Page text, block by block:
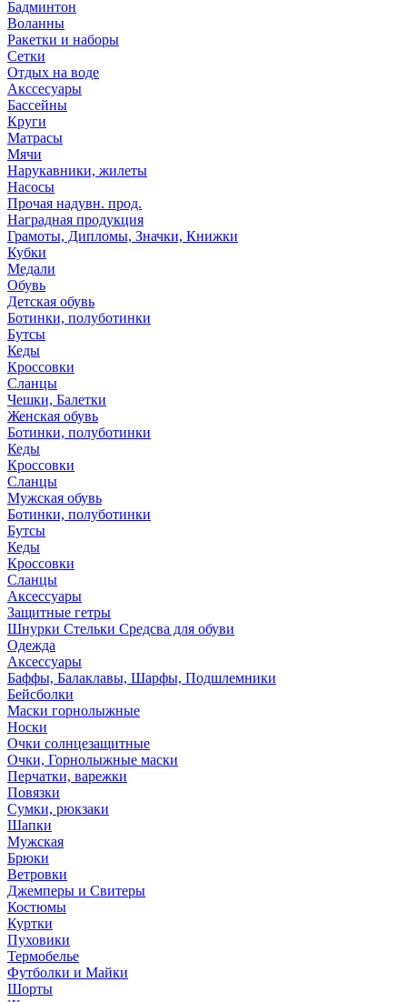
Бадминтон
Воланны
Ракетки и наборы
Сетки
Отдых на воде
Акссесуары
Бассейны
Круги
Матрасы
Мячи
Нарукавники, жилеты
Насосы
Прочая надувн. прод.
Наградная продукция
Грамоты, Дипломы, Значки, Книжки
Кубки
Медали
Обувь
Детская обувь
Ботинки, полуботинки
Бутсы
Кеды
Кроссовки
Сланцы
Чешки, Балетки
Женская обувь
Ботинки, полуботинки
Кеды
Кроссовки
Сланцы
Мужская обувь
Ботинки, полуботинки
Бутсы
Кеды
Кроссовки
Сланцы
Аксессуары
Защитные гетры
Шнурки Стельки Средсва для обуви
Одежда
Аксессуары
Баффы, Балаклавы, Шарфы, Подшлемники
Бейсболки
Маски горнолыжные
Носки
Очки солнцезащитные
Очки, Горнолыжные маски
Перчатки, варежки
Повязки
Сумки, рюкзаки
Шапки
Мужская
Брюки
Ветровки
Джемперы и Свитеры
Костюмы
Куртки
Пуховики
Термобелье
Футболки и Майки
Шорты